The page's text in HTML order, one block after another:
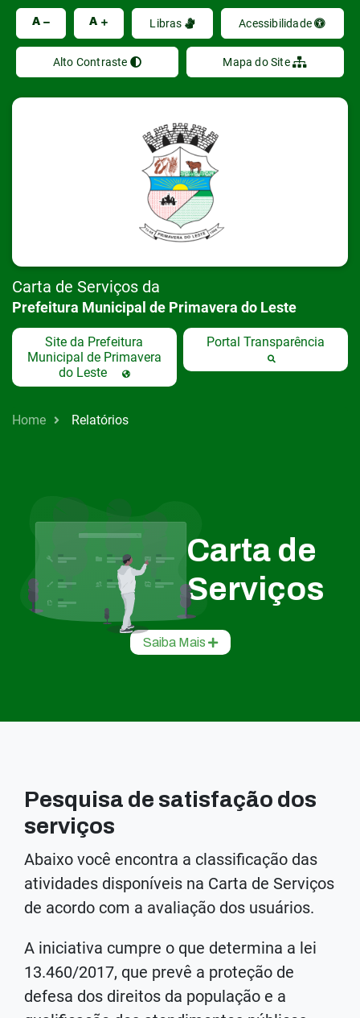
A A Libras Acessibilidade
Alto Contraste Mapa do Site
Carta de Serviços da
Prefeitura Municipal de Primavera do Leste
Site da Prefeitura
Municipal de Primavera
do Leste
Portal Transparência
Home Relatórios
Carta de
Serviços
Saiba Mais
Pesquisa de satisfação dos
serviços
Abaixo você encontra a classificação das
atividades disponíveis na Carta de Serviços
de acordo com a avaliação dos usuários.
A iniciativa cumpre o que determina a lei
13.460/2017, que prevê a proteção de
defesa dos direitos da população e a